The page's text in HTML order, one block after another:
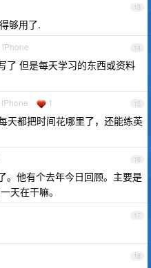
13
够用了.
14
iPhone
了 但是每天学习的东西或资料
15
1
天都把时间花哪里了，还能练英
16
。他有个去年今日回顾。主要是
天在干嘛。
17
18